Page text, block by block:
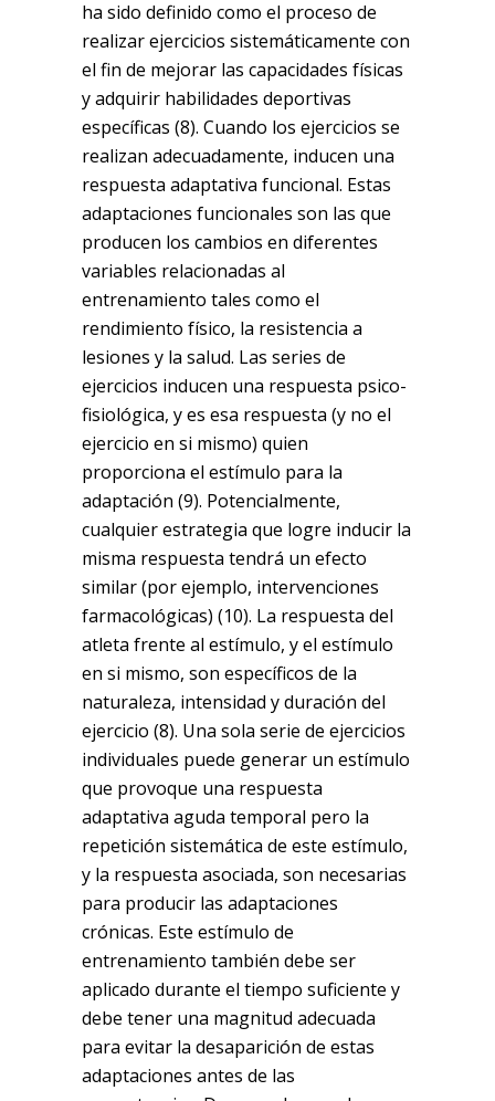
ha sido definido como el proceso de
realizar ejercicios sistemáticamente con
el fin de mejorar las capacidades físicas
y adquirir habilidades deportivas
específicas (8). Cuando los ejercicios se
realizan adecuadamente, inducen una
respuesta adaptativa funcional. Estas
adaptaciones funcionales son las que
producen los cambios en diferentes
variables relacionadas al
entrenamiento tales como el
rendimiento físico, la resistencia a
lesiones y la salud. Las series de
ejercicios inducen una respuesta psico-
fisiológica, y es esa respuesta (y no el
ejercicio en si mismo) quien
proporciona el estímulo para la
adaptación (9). Potencialmente,
cualquier estrategia que logre inducir la
misma respuesta tendrá un efecto
similar (por ejemplo, intervenciones
farmacológicas) (10). La respuesta del
atleta frente al estímulo, y el estímulo
en si mismo, son específicos de la
naturaleza, intensidad y duración del
ejercicio (8). Una sola serie de ejercicios
individuales puede generar un estímulo
que provoque una respuesta
adaptativa aguda temporal pero la
repetición sistemática de este estímulo,
y la respuesta asociada, son necesarias
para producir las adaptaciones
crónicas. Este estímulo de
entrenamiento también debe ser
aplicado durante el tiempo suficiente y
debe tener una magnitud adecuada
para evitar la desaparición de estas
adaptaciones antes de las